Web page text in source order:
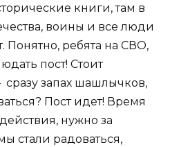
книги, там в
воины и все люди
Понятно, ребята на СВО,
пост! Стоит
запах шашлычков,
Пост идет! Время
нужно за
стали радоваться,